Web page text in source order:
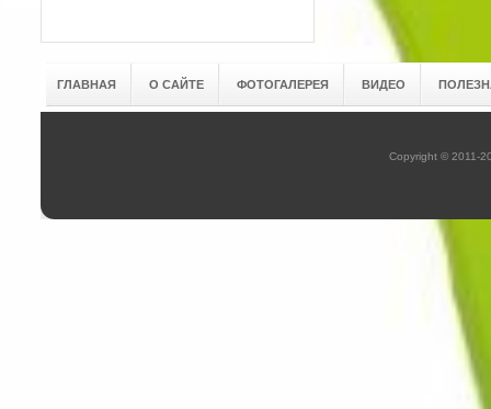
ГЛАВНАЯ О САЙТЕ ФОТОГАЛЕРЕЯ ВИДЕО
Copyright © 2011-